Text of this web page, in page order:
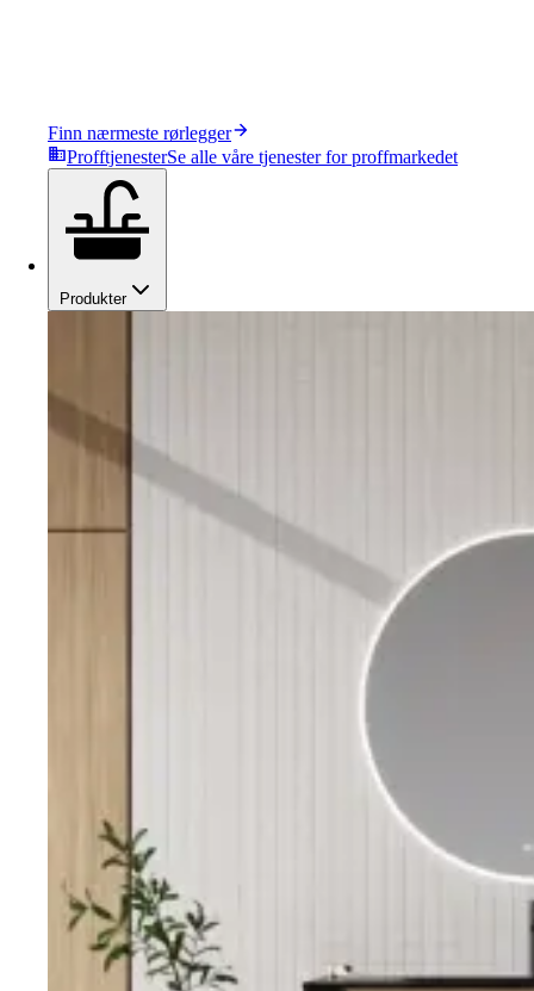
Finn nærmeste rørlegger
ProfftjenesterSe alle våre tjenester for proffmarkedet
Produkter